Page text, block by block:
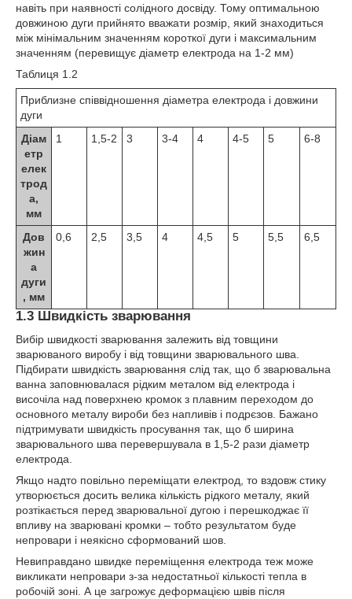
навіть при наявності солідного досвіду. Тому оптимальною
довжиною дуги прийнято вважати розмір, який знаходиться
між мінімальним значенням короткої дуги і максимальним
значенням (перевищує діаметр електрода на 1-2 мм)
Таблиця 1.2
Приблизне співвідношення діаметра електрода і довжини
дуги
Діам
етр
елек
трод
а,
мм
1 1,5-2 3 3-4 4 4-5 5 6-8
Дов
жин
а
дуги
, мм
0,6 2,5 3,5 4 4,5 5 5,5 6,5
1.3 Швидкість зварювання
Вибір швидкості зварювання залежить від товщини
зварюваного виробу і від товщини зварювального шва.
Підбирати швидкість зварювання слід так, що б зварювальна
ванна заповнювалася рідким металом від електрода і
височіла над поверхнею кромок з плавним переходом до
основного металу вироби без напливів і подрєзов. Бажано
підтримувати швидкість просування так, що б ширина
зварювального шва перевершувала в 1,5-2 рази діаметр
електрода.
Якщо надто повільно переміщати електрод, то вздовж стику
утворюється досить велика кількість рідкого металу, який
розтікається перед зварювальної дугою і перешкоджає її
впливу на зварювані кромки – тобто результатом буде
непровари і неякісно сформований шов.
Невиправдано швидке переміщення електрода теж може
викликати непровари з-за недостатньої кількості тепла в
робочій зоні. А це загрожує деформацією швів після